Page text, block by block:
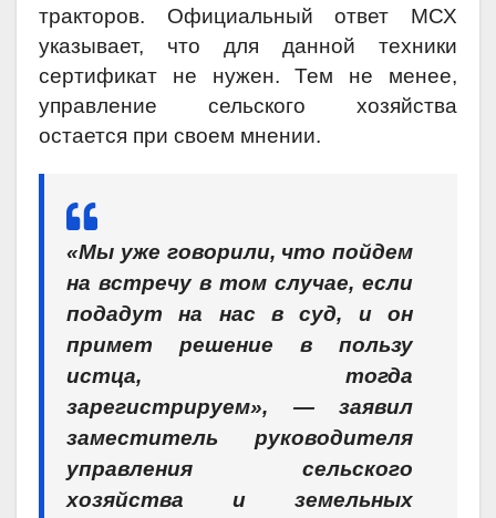
тракторов. Официальный ответ МСХ
указывает, что для данной техники
сертификат не нужен. Тем не менее,
управление сельского хозяйства
остается при своем мнении.
«Мы уже говорили, что пойдем
на встречу в том случае, если
подадут на нас в суд, и он
примет решение в пользу
истца, тогда
зарегистрируем», — заявил
заместитель руководителя
управления сельского
хозяйства и земельных